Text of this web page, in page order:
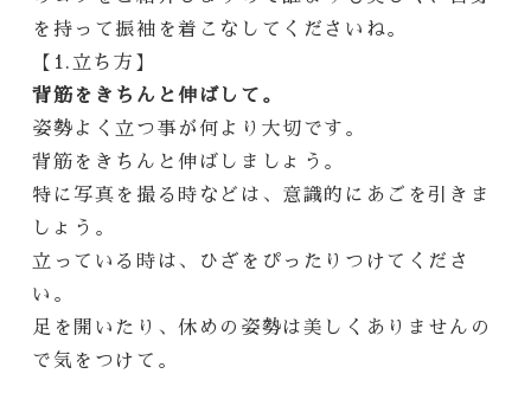
を持って振袖を着こなしてくださいね。
【1.立ち方】
背筋をきちんと伸ばして。
姿勢よく立つ事が何より大切です。
背筋をきちんと伸ばしましょう。
特に写真を撮る時などは、意識的にあごを引きま
しょう。
立っている時は、ひざをぴったりつけてくださ
い。
足を開いたり、休めの姿勢は美しくありませんの
で気をつけて。